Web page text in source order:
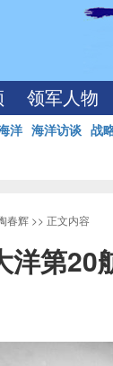
领军人物
洋 海洋访谈 战
春辉 >> 正文内容
第20